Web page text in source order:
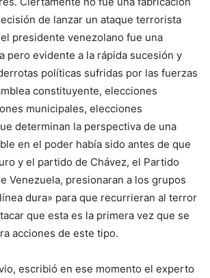
de lanzar un ataque terrorista
presidente venezolano fue una
pero evidente a la rápida sucesión y
políticas sufridas por las fuerzas
constituyente, elecciones
municipales, elecciones
determinan la perspectiva de una
en el poder había sido antes de que
y el partido de Chávez, el Partido
Venezuela, presionaran a los grupos
dura» para que recurrieran al terror
que esta es la primera vez que se
acciones de este tipo.
escribió en ese momento el experto